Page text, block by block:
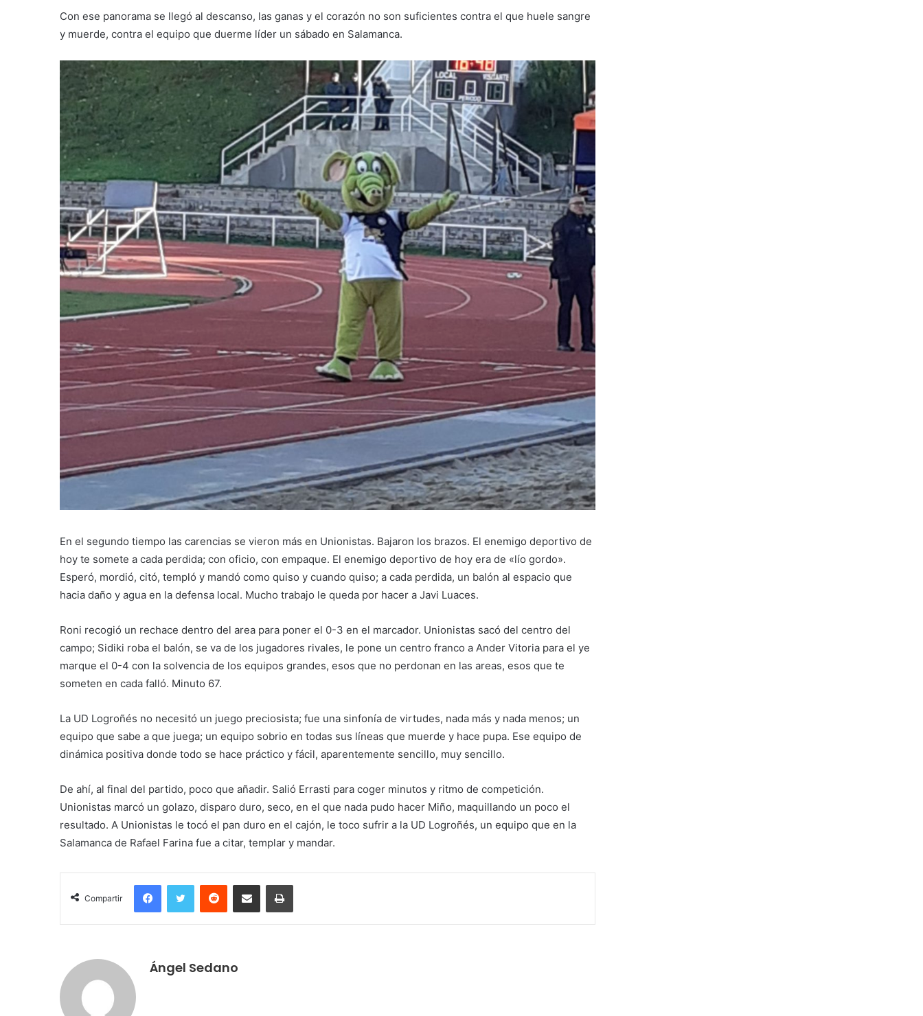
Con ese panorama se llegó al descanso, las ganas y el corazón no son suficientes contra el que huele sangre
y muerde, contra el equipo que duerme líder un sábado en Salamanca.
En el segundo tiempo las carencias se vieron más en Unionistas. Bajaron los brazos. El enemigo deportivo de
hoy te somete a cada perdida; con oficio, con empaque. El enemigo deportivo de hoy era de «lío gordo».
Esperó, mordió, citó, templó y mandó como quiso y cuando quiso; a cada perdida, un balón al espacio que
hacia daño y agua en la defensa local. Mucho trabajo le queda por hacer a Javi Luaces.
Roni recogió un rechace dentro del area para poner el 0-3 en el marcador. Unionistas sacó del centro del
campo; Sidiki roba el balón, se va de los jugadores rivales, le pone un centro franco a Ander Vitoria para el ye
marque el 0-4 con la solvencia de los equipos grandes, esos que no perdonan en las areas, esos que te
someten en cada falló. Minuto 67.
La UD Logroñés no necesitó un juego preciosista; fue una sinfonía de virtudes, nada más y nada menos; un
equipo que sabe a que juega; un equipo sobrio en todas sus líneas que muerde y hace pupa. Ese equipo de
dinámica positiva donde todo se hace práctico y fácil, aparentemente sencillo, muy sencillo.
De ahí, al final del partido, poco que añadir. Salió Errasti para coger minutos y ritmo de competición.
Unionistas marcó un golazo, disparo duro, seco, en el que nada pudo hacer Miño, maquillando un poco el
resultado. A Unionistas le tocó el pan duro en el cajón, le toco sufrir a la UD Logroñés, un equipo que en la
Salamanca de Rafael Farina fue a citar, templar y mandar.
Compartir
Ángel Sedano